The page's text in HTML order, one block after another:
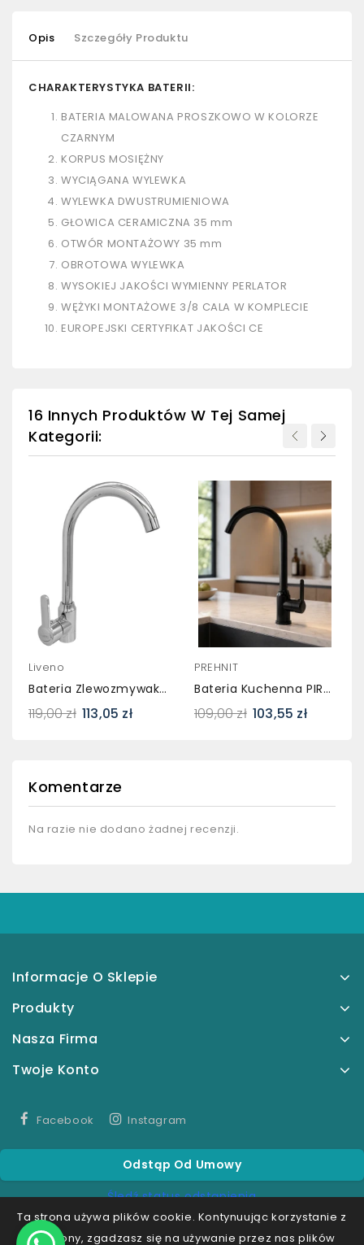
Opis Szczegóły Produktu
CHARAKTERYSTYKA BATERII:
BATERIA MALOWANA PROSZKOWO W KOLORZE
CZARNYM
KORPUS MOSIĘŻNY
WYCIĄGANA WYLEWKA
WYLEWKA DWUSTRUMIENIOWA
GŁOWICA CERAMICZNA 35 mm
OTWÓR MONTAŻOWY 35 mm
OBROTOWA WYLEWKA
WYSOKIEJ JAKOŚCI WYMIENNY PERLATOR
WĘŻYKI MONTAŻOWE 3/8 CALA W KOMPLECIE
EUROPEJSKI CERTYFIKAT JAKOŚCI CE
16 Innych Produktów W Tej Samej
Kategorii:
Liveno
Bateria Zlewozmywakowa PIRI Chrom
119,00 zł 113,05 zł
PREHNIT
Bateria Kuchenna PIRR Czarna – Obrotowa Wylewka
109,00 zł 103,55 zł
Komentarze
Na razie nie dodano żadnej recenzji.
Informacje O Sklepie
Produkty
Nasza Firma
Twoje Konto
Ta strona używa plików cookie. Kontynuując korzystanie z
tej strony, zgadzasz się na używanie przez nas plików
Facebook Instagram
Odstąp Od Umowy
Śledź status odstąpienia